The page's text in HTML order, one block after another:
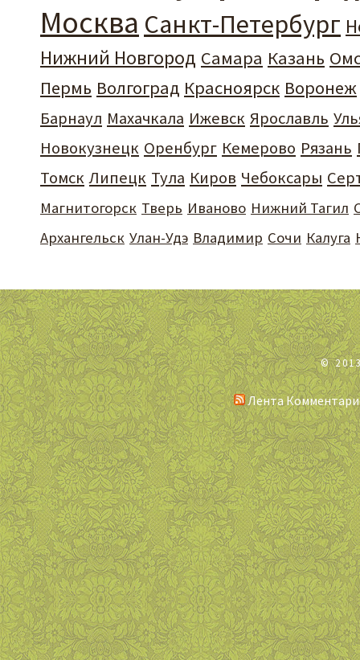
Москва Санкт-Петербург
Нижний Новгород Самара Казань
Пермь Волгоград Красноярск Воронеж
Барнаул Махачкала Ижевск Ярославль
Новокузнецк Оренбург Кемерово Рязань
Томск Липецк Тула Киров Чебоксары
Магнитогорск Тверь Иваново Нижний Тагил
Архангельск Улан-Удэ Владимир Сочи Калуга
©
Лента